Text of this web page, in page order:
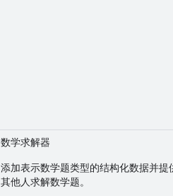
数学求解器
添加表示数学题类型的结构化数据并
其他人求解数学题。